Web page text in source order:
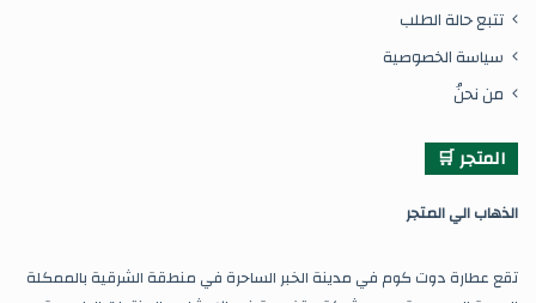
تتبع حالة الطلب
سياسة الخصوصية
من نحنُ
المتجر 🛒
الذهاب الي المتجر
تقع عطارة دوت كوم في مدينة الخبر الساحرة في منطقة الشرقية بالممكلة